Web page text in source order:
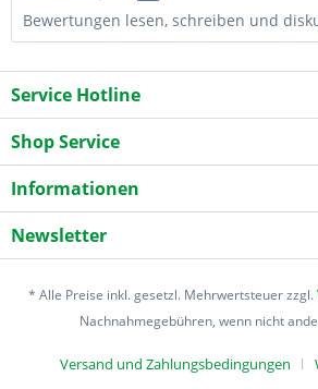
Bewertungen lesen, schreiben und
Service Hotline
Shop Service
Informationen
Newsletter
* Alle Preise inkl. gesetzl. Mehrwertsteuer zzgl.
Nachnahmegebühren, wenn nicht
Versand und Zahlungsbedingungen